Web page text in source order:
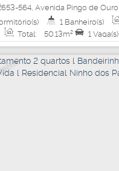
EUROPA ESPANHA
564, Avenida Pingo de Ouro
Brasil
1 Banheiro(s)
Total: 50.13m² 1 Vaga(s)